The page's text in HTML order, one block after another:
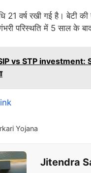
21 वर्ष रखी गई है। बेटी
परिस्थति में 5 साल के
vs STP investment:
Yojana
Jitendra